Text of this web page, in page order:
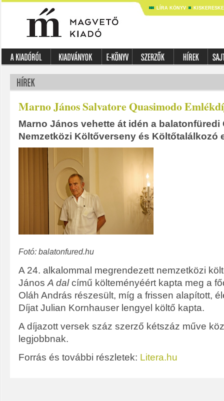
LÍRA KÖNYV
Marno János Salvatore Quasimodo
Marno János vehette át idén a balatonfüredi
Nemzetközi Költőverseny és Költőtalálkozó
Fotó: balatonfured.hu
A 24. alkalommal megrendezett nemzetközi
János A dalcímű költeményéért kapta meg a
Oláh András részesült, míg a frissen alapított,
Díjat Julian Kornhauser lengyel költő kapta.
A díjazott versek száz szerző kétszáz műve
legjobbnak.
Forrás és további részletek: Litera.hu